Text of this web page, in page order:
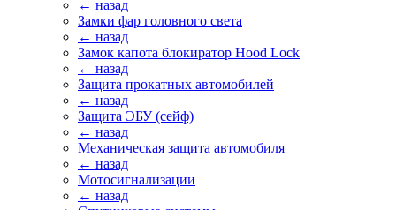
← назад
Замки фар головного света
← назад
Замок капота блокиратор Hood Lock
← назад
Защита прокатных автомобилей
← назад
Защита ЭБУ (сейф)
← назад
Механическая защита автомобиля
← назад
Мотосигнализации
← назад